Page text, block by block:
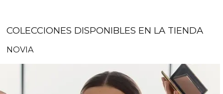
COLECCIONES DISPONIBLES EN LA TIENDA
NOVIA